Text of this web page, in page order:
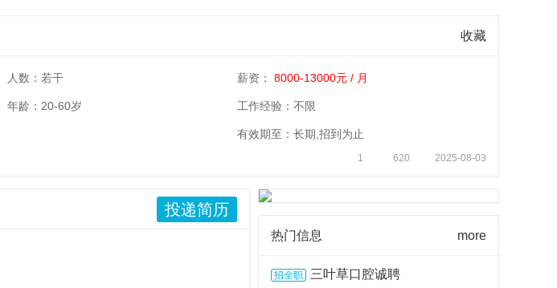
收藏
人数：若干 薪资： 8000-13000元 / 月
年龄：20-60岁 工作经验：不限
有效期至：长期,招到为止
1 620 2025-08-03
投递简历
热门信息 more
招全职 三叶草口腔诚聘